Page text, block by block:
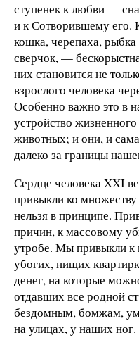
ступенек к любви —
и к Сотворившему его.
кошка, черепаха,
сверчок, —
них становится не
взрослого человека
Особенно важно это в
устройство
животных; и они, и
далеко за границы
Сердце человека XXI
привыкли ко
нельзя в принципе.
причин, к массовому
утробе. Мы привыкли к
убогих, нищих
денег, на которые
отдавших все родной
бездомным, бомжам,
на улицах, у наших ног.